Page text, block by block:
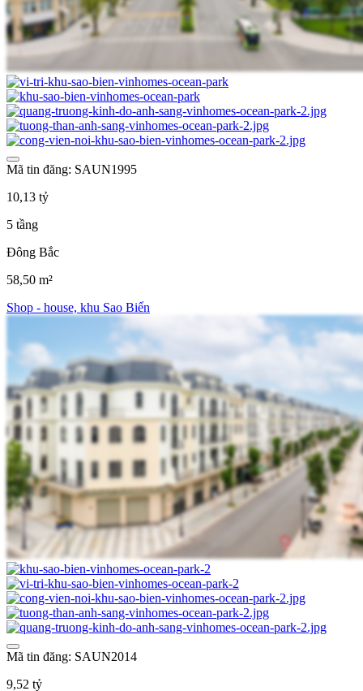
Mã tin đăng: SAUN1995
10,13 tỷ
5 tầng
Đông Bắc
58,50 m²
Shop - house, khu Sao Biển
Mã tin đăng: SAUN2014
9,52 tỷ